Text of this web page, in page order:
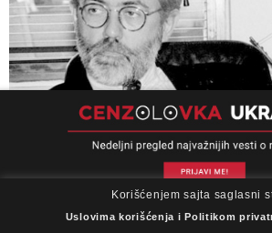
Impresum Podrška Kontakt
Uslovi korišćenja
Korišćenjem sajta saglasni
Uslovima korišćenja i Politikom